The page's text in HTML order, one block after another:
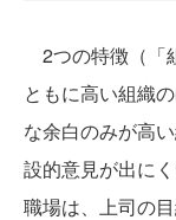
2つの特徴（「
ともに高い組織
な余白のみが高
設的意見が出に
職場は、上司の